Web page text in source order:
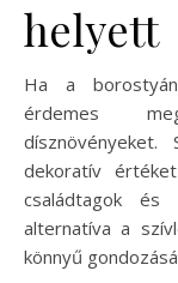
helyett
Ha a
érdemes
dekoratív
családtagok és
alternatíva a
könnyű